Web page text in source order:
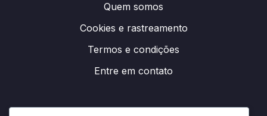
Quem somos
Cookies e rastreamento
Termos e condições
Entre em contato